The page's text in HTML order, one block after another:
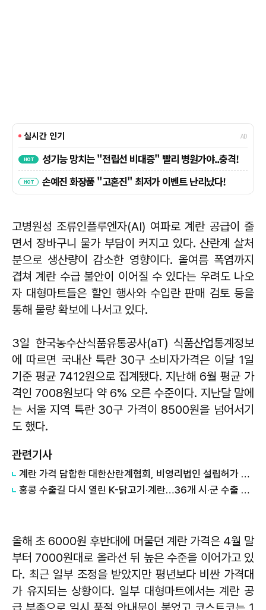
고병원성 조류인플루엔자(AI) 여파로 계란 공급이 줄
면서 장바구니 물가 부담이 커지고 있다. 산란계 살처
분으로 생산량이 감소한 영향이다. 올여름 폭염까지
겹쳐 계란 수급 불안이 이어질 수 있다는 우려도 나오
자 대형마트들은 할인 행사와 수입란 판매 검토 등을
통해 물량 확보에 나서고 있다.
3일 한국농수산식품유통공사(aT) 식품산업통계정보
에 따르면 국내산 특란 30구 소비자가격은 이달 1일
기준 평균 7412원으로 집계됐다. 지난해 6월 평균 가
격인 7008원보다 약 6% 오른 수준이다. 지난달 말에
는 서울 지역 특란 30구 가격이 8500원을 넘어서기
도 했다.
관련기사
계란 가격 담합한 대한산란계협회, 비영리법인 설립허가 취소
홍콩 수출길 다시 열린 K-닭고기·계란…36개 시·군 수출 재개
올해 초 6000원 후반대에 머물던 계란 가격은 4월 말
부터 7000원대로 올라선 뒤 높은 수준을 이어가고 있
다. 최근 일부 조정을 받았지만 평년보다 비싼 가격대
가 유지되는 상황이다. 일부 대형마트에서는 계란 공